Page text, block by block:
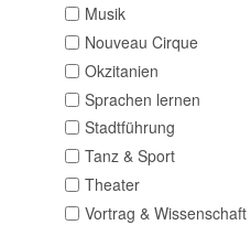
Musik
Nouveau Cirque
Okzitanien
Sprachen lernen
Stadtführung
Tanz & Sport
Theater
Vortrag & Wissenschaft